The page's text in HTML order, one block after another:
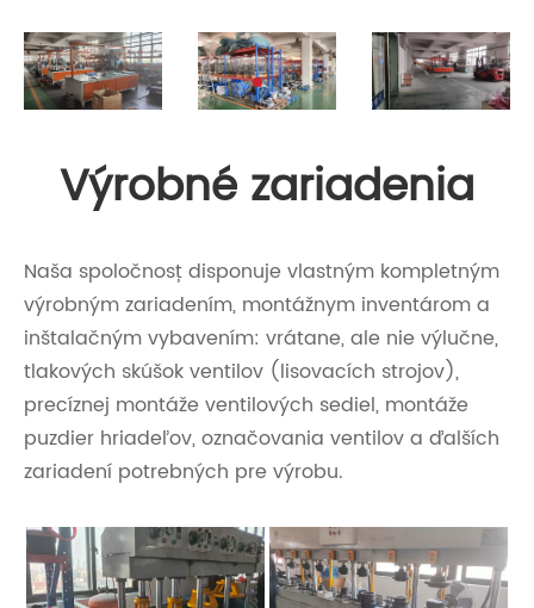
Výrobné zariadenia
Naša spoločnosť disponuje vlastným kompletným
výrobným zariadením, montážnym inventárom a
inštalačným vybavením: vrátane, ale nie výlučne,
tlakových skúšok ventilov (lisovacích strojov),
precíznej montáže ventilových sediel, montáže
puzdier hriadeľov, označovania ventilov a ďalších
zariadení potrebných pre výrobu.